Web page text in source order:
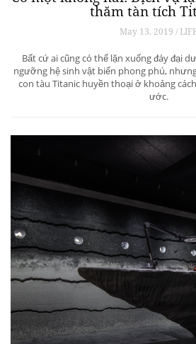
thăm tàn tích
May 13, 2019 /
Bất cứ ai cũng có thể lặn xuống đáy đại
ngưỡng hệ sinh vật biển phong phú,
con tàu Titanic huyền thoại ở khoảng
ước.